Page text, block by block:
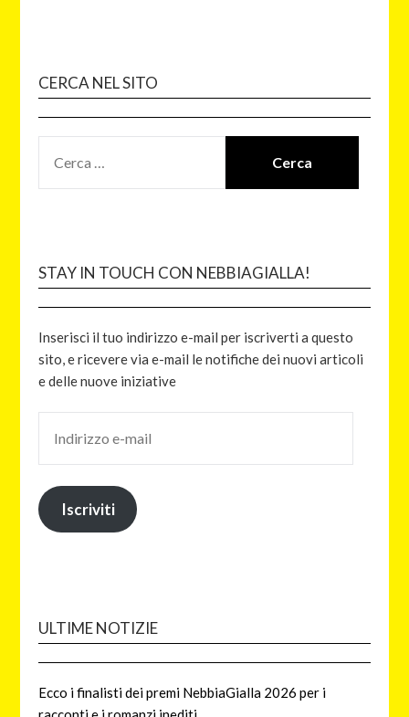
CERCA NEL SITO
STAY IN TOUCH CON NEBBIAGIALLA!
Inserisci il tuo indirizzo e-mail per iscriverti a questo
sito, e ricevere via e-mail le notifiche dei nuovi articoli
e delle nuove iniziative
Iscriviti
ULTIME NOTIZIE
Ecco i finalisti dei premi NebbiaGialla 2026 per i